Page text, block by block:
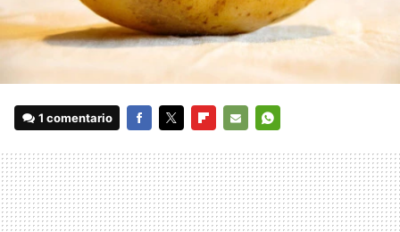
1 comentario
MAIL